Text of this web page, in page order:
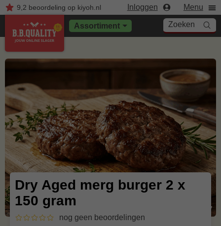
9,2 beoordelingop kiyoh.nl Inloggen Menu
Assortiment Zoeken
Dry Aged merg burger 2 x
150 gram
nog geen beoordelingen